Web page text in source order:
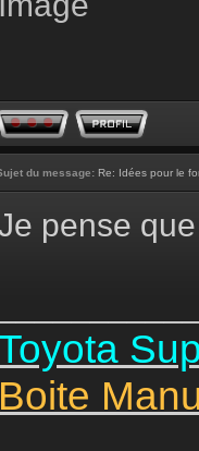
du message: Re: Idées pour le
pense
Boite